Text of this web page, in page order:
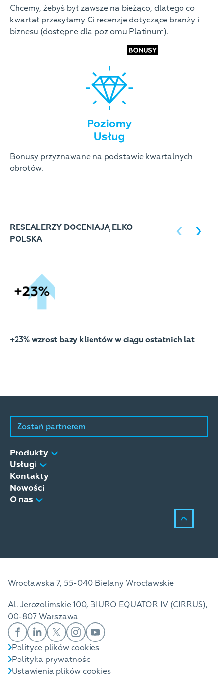
Chcemy, żebyś był zawsze na bieżąco, dlatego co
kwartał przesyłamy Ci recenzje dotyczące branży i
biznesu (dostępne dla poziomu Platinum).
Bonusy przyznawane na podstawie kwartalnych
obrotów.
RESEALERZY DOCENIAJĄ ELKO
POLSKA
+23% wzrost bazy klientów w ciągu ostatnich lat
Zostań partnerem
Produkty
Usługi
Kontakty
Nowości
O nas
Wrocławska 7, 55-040 Bielany Wrocławskie
Al. Jerozolimskie 100, BIURO EQUATOR IV (CIRRUS),
00-807 Warszawa
Polityce plików cookies
Polityka prywatności
Ustawienia plików cookies